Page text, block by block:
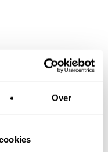
Over